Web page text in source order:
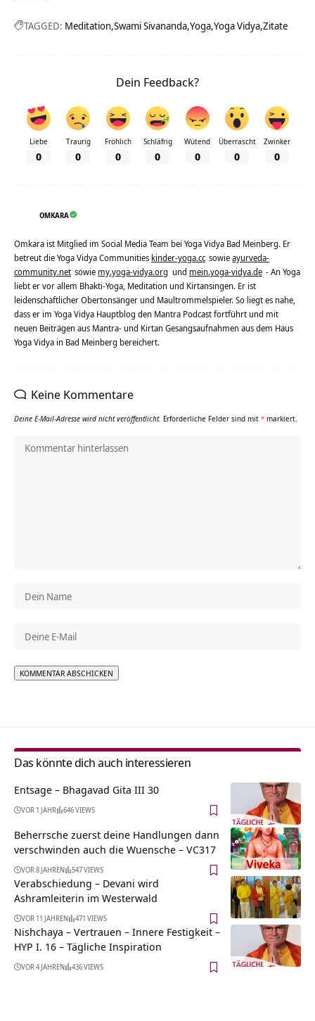
TAGGED: Meditation Swami Sivananda Yoga Yoga Vidya Zitate
Dein Feedback?
Liebe
0
Traurig
0
Fröhlich
0
Schläfrig
0
Wütend
0
Überrascht
0
Zwinker
0
OMKARA
Omkara ist Mitglied im Social Media Team bei Yoga Vidya Bad Meinberg. Er
betreut die Yoga Vidya Communities kinder-yoga.cc sowieayurveda-
community.net sowie my.yoga-vidya.org und mein.yoga-vidya.de - An Yoga
liebt er vor allem Bhakti-Yoga, Meditation und Kirtansingen. Er ist
leidenschaftlicher Obertonsänger und Maultrommelspieler. So liegt es nahe,
dass er im Yoga Vidya Hauptblog den Mantra Podcast fortführt und mit
neuen Beiträgen aus Mantra- und Kirtan Gesangsaufnahmen aus dem Haus
Yoga Vidya in Bad Meinberg bereichert.
Keine Kommentare
Deine E-Mail-Adresse wird nicht veröffentlicht. Erforderliche Felder sind mit * markiert.
Das könnte dich auch interessieren
Entsage – Bhagavad Gita III 30
VOR 1 JAHR 646 VIEWS
Beherrsche zuerst deine Handlungen dann
verschwinden auch die Wuensche – VC317
VOR 8 JAHREN 547 VIEWS
Verabschiedung – Devani wird
Ashramleiterin im Westerwald
VOR 11 JAHREN 471 VIEWS
Nishchaya – Vertrauen – Innere Festigkeit –
HYP I. 16 – Tägliche Inspiration
VOR 4 JAHREN 436 VIEWS